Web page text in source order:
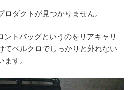
ロダクトが見つかりません。
トバッグというのをリアキャリ
てベルクロでしっかりと外れない
す。